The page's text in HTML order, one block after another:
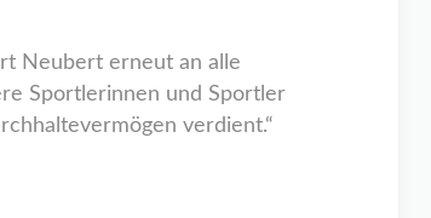
Neubert erneut an alle
Sportlerinnen und Sportler
verdient.“